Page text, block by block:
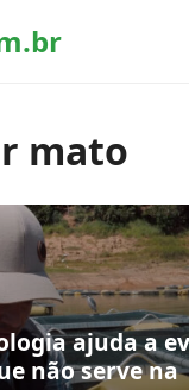
mato
ajuda a
não serve na